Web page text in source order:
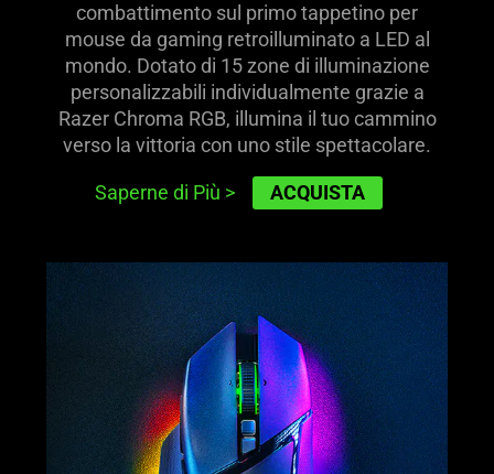
combattimento sul primo tappetino per
mouse da gaming retroilluminato a LED al
mondo. Dotato di 15 zone di illuminazione
personalizzabili individualmente grazie a
Razer Chroma RGB, illumina il tuo cammino
verso la vittoria con uno stile spettacolare.
Saperne di Più > ACQUISTA
learn
more
-
razer
basilisk
v3
pro
35k